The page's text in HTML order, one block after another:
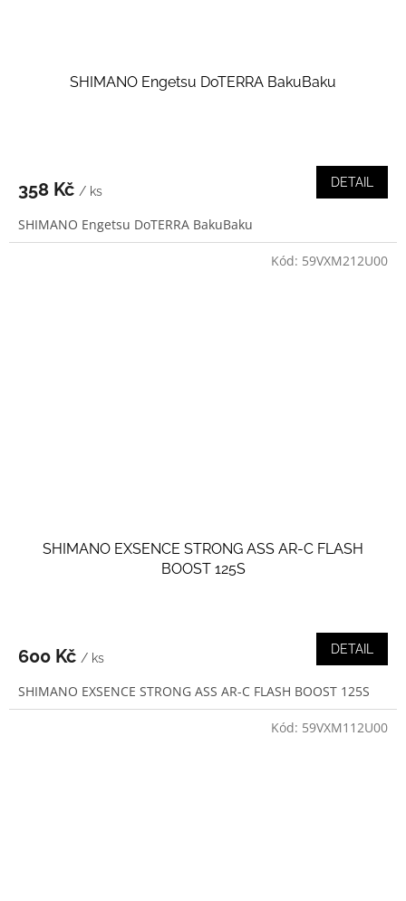
SHIMANO Engetsu DoTERRA BakuBaku
358 Kč / ks
DETAIL
SHIMANO Engetsu DoTERRA BakuBaku
SHIMANO EXSENCE STRONG ASS AR-C FLASH
BOOST 125S
600 Kč / ks
DETAIL
SHIMANO EXSENCE STRONG ASS AR-C FLASH BOOST 125S
Kód: 59VXM212U00
Kód: 59VXM112U00